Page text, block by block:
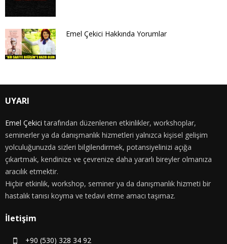
Emel Çekici Hakkında Yorumlar
UYARI
Emel Çekici tarafından düzenlenen etkinlikler, workshoplar,
seminerler ya da danışmanlık hizmetleri yalnızca kişisel gelişim
yolculuğunuzda sizleri bilgilendirmek, potansiyelinizi açığa
çıkartmak, kendinize ve çevrenize daha yararlı bireyler olmanıza
aracılık etmektir.
Hiçbir etkinlik, workshop, seminer ya da danışmanlık hizmeti bir
hastalık tanısı koyma ve tedavi etme amacı taşımaz.
İletişim
+90 (530) 328 34 92